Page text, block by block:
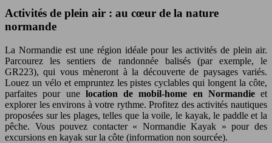
Activités de plein air : au cœur de la nature
normande
La Normandie est une région idéale pour les activités de plein air.
Parcourez les sentiers de randonnée balisés (par exemple, le
GR223), qui vous mèneront à la découverte de paysages variés.
Louez un vélo et empruntez les pistes cyclables qui longent la côte,
parfaites pour une location de mobil-home en Normandie et
explorer les environs à votre rythme. Profitez des activités nautiques
proposées sur les plages, telles que la voile, le kayak, le paddle et la
pêche. Vous pouvez contacter « Normandie Kayak » pour des
excursions en kayak sur la côte (information non sourcée).